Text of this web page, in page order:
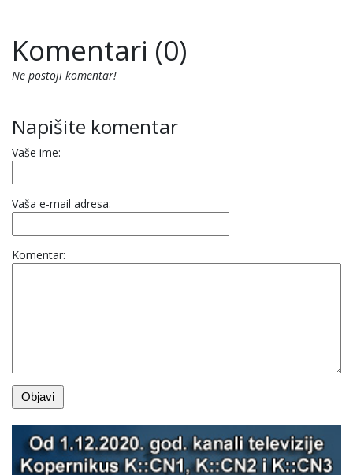
Komentari (0)
Ne postoji komentar!
Napišite komentar
Vaše ime:
Vaša e-mail adresa:
Komentar: